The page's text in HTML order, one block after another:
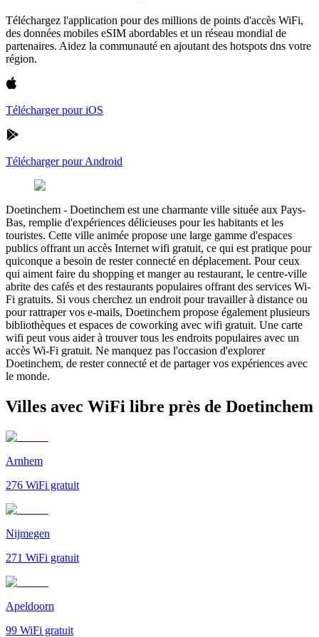
Téléchargez l'application pour des millions de points d'accès WiFi,
des données mobiles eSIM abordables et un réseau mondial de
partenaires. Aidez la communauté en ajoutant des hotspots dns votre
région.
Télécharger pour iOS
Télécharger pour Android
Doetinchem - Doetinchem est une charmante ville située aux Pays-
Bas, remplie d'expériences délicieuses pour les habitants et les
touristes. Cette ville animée propose une large gamme d'espaces
publics offrant un accès Internet wifi gratuit, ce qui est pratique pour
quiconque a besoin de rester connecté en déplacement. Pour ceux
qui aiment faire du shopping et manger au restaurant, le centre-ville
abrite des cafés et des restaurants populaires offrant des services Wi-
Fi gratuits. Si vous cherchez un endroit pour travailler à distance ou
pour rattraper vos e-mails, Doetinchem propose également plusieurs
bibliothèques et espaces de coworking avec wifi gratuit. Une carte
wifi peut vous aider à trouver tous les endroits populaires avec un
accès Wi-Fi gratuit. Ne manquez pas l'occasion d'explorer
Doetinchem, de rester connecté et de partager vos expériences avec
le monde.
Villes avec WiFi libre près de Doetinchem
Arnhem
276 WiFi gratuit
Nijmegen
271 WiFi gratuit
Apeldoorn
99 WiFi gratuit